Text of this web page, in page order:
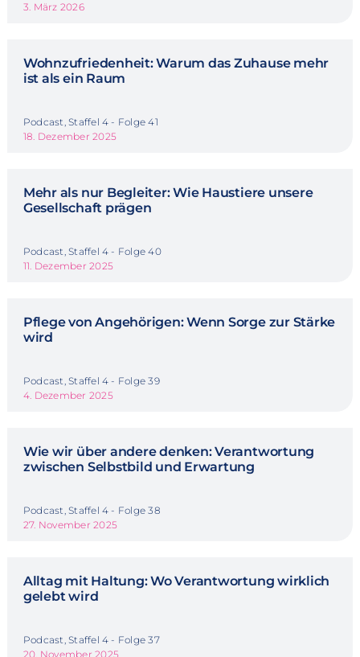
3. März 2026
Wohnzufriedenheit: Warum das Zuhause mehr
ist als ein Raum
Podcast, Staffel 4 - Folge 41
18. Dezember 2025
Mehr als nur Begleiter: Wie Haustiere unsere
Gesellschaft prägen
Podcast, Staffel 4 - Folge 40
11. Dezember 2025
Pflege von Angehörigen: Wenn Sorge zur Stärke
wird
Podcast, Staffel 4 - Folge 39
4. Dezember 2025
Wie wir über andere denken: Verantwortung
zwischen Selbstbild und Erwartung
Podcast, Staffel 4 - Folge 38
27. November 2025
Alltag mit Haltung: Wo Verantwortung wirklich
gelebt wird
Podcast, Staffel 4 - Folge 37
20. November 2025